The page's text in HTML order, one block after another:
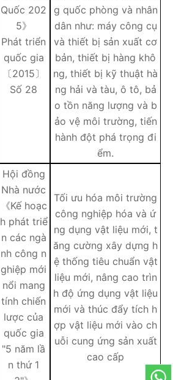
Quốc 202
5》
Phát triển
quốc gia
〔2015〕
Số 28
g quốc phòng và nhân
dân như: máy công cụ
và thiết bị sản xuất cơ
bản, thiết bị hàng khô
ng, thiết bị kỹ thuật hà
ng hải và tàu, ô tô, bả
o tồn năng lượng và b
ảo vệ môi trường, tiến
hành đột phá trọng đi
ểm.
Hội đồng
Nhà nước
《Kế hoạc
h phát triể
n các ngà
nh công n
ghiệp mới
nổi mang
tính chiến
lược của
quốc gia
"5 năm lầ
n thứ 1
Tối ưu hóa môi trường
công nghiệp hóa và ứ
ng dụng vật liệu mới, t
ăng cường xây dựng h
ệ thống tiêu chuẩn vật
liệu mới, nâng cao trìn
h độ ứng dụng vật liệu
mới và thúc đẩy tích h
ợp vật liệu mới vào ch
uỗi cung ứng sản xuất
cao cấp